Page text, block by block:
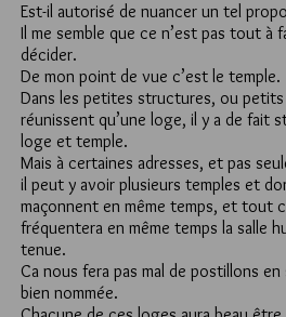
Est-il autorisé de nuancer un tel
Il me semble que ce n’est pas tout à
décider.
De mon point de vue c’est le temple.
Dans les petites structures, ou
réunissent qu’une loge, il y a de fait
loge et temple.
Mais à certaines adresses, et pas
il peut y avoir plusieurs temples et
maçonnent en même temps, et tout
fréquentera en même temps la salle
tenue.
Ca nous fera pas mal de postillons
bien nommée.